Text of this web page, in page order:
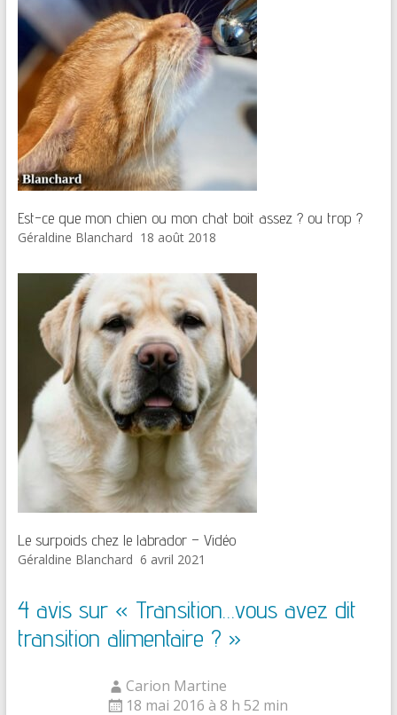
Est-ce que mon chien ou mon chat boit assez ? ou trop ?
Géraldine Blanchard 18 août 2018
Le surpoids chez le labrador – Vidéo
Géraldine Blanchard 6 avril 2021
4 avis sur « Transition…vous avez dit
transition alimentaire ? »
Carion Martine
18 mai 2016 à 8 h 52 min